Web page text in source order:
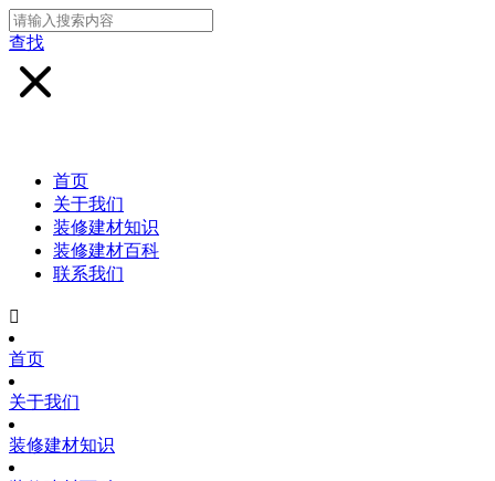
查找
首页
关于我们
装修建材知识
装修建材百科
联系我们

首页
关于我们
装修建材知识